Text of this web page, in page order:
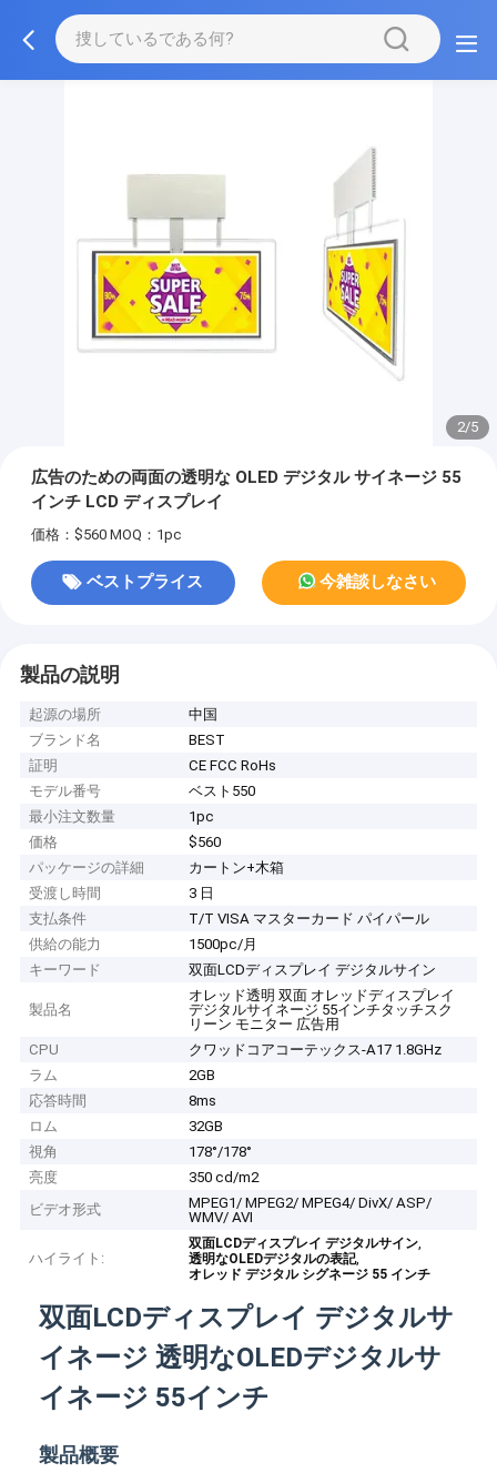
2/5
広告のための両面の透明な OLED デジタル サイネージ 55
インチ LCD ディスプレイ
価格：$560 MOQ：1pc
ベストプライス 今雑談しなさい
製品の説明
起源の場所
中国
ブランド名
BEST
証明
CE FCC RoHs
モデル番号
ベスト550
最小注文数量
1pc
価格
$560
パッケージの詳細
カートン+木箱
受渡し時間
3 日
支払条件
T/T VISA マスターカード パイパール
供給の能力
1500pc/月
キーワード
双面LCDディスプレイ デジタルサイン
製品名
オレッド透明 双面 オレッドディスプレイ
デジタルサイネージ 55インチタッチスク
リーン モニター 広告用
CPU
クワッドコアコーテックス-A17 1.8GHz
ラム
2GB
応答時間
8ms
ロム
32GB
視角
178°/178°
亮度
350 cd/m2
ビデオ形式
MPEG1/ MPEG2/ MPEG4/ DivX/ ASP/
WMV/ AVI
ハイライト:
双面LCDディスプレイ デジタルサイン,
透明なOLEDデジタルの表記,
オレッド デジタル シグネージ 55 インチ
双面LCDディスプレイ デジタルサ
イネージ 透明なOLEDデジタルサ
イネージ 55インチ
製品概要